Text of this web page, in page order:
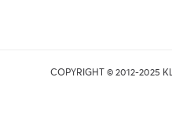
COPYRIGHT © 2012-2025